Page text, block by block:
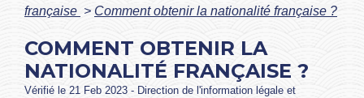
française > Comment obtenir la nationalité française ?
COMMENT OBTENIR LA
NATIONALITÉ FRANÇAISE ?
Vérifié le 21 Feb 2023 - Direction de l'information légale et